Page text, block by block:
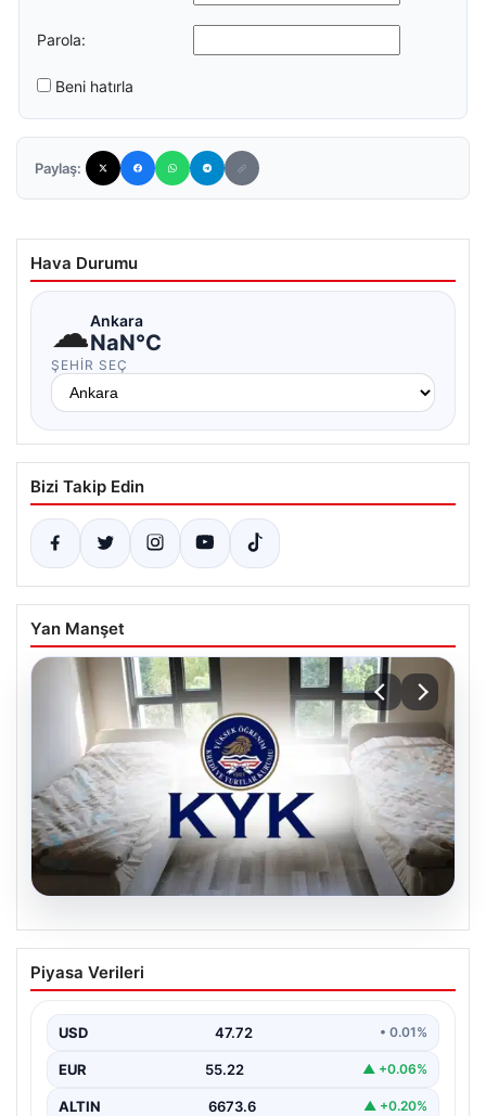
Parola:
Beni hatırla
Paylaş:
Hava Durumu
☁Ankara
NaN°C
ŞEHIR SEÇ
Bizi Takip Edin
Yan Manşet
KYK Yurt Başvuruları ve 2026 Yurt
Ücretleri Hakkında Bilmeniz Gerekenler
adaylar ve öğrenciler için yeni bir döneme giriş
yapılmış…
Piyasa Verileri
USD 47.72 • 0.01%
EUR 55.22 ▲ +0.06%
ALTIN 6673.6 ▲ +0.20%